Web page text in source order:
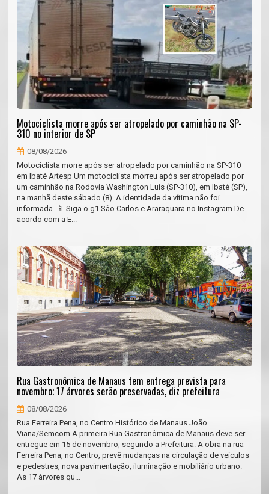
Motociclista morre após ser atropelado por caminhão na SP-
310 no interior de SP
08/08/2026
Motociclista morre após ser atropelado por caminhão na SP-310
em Ibaté Artesp Um motociclista morreu após ser atropelado por
um caminhão na Rodovia Washington Luís (SP-310), em Ibaté (SP),
na manhã deste sábado (8). A identidade da vítima não foi
informada. 📱 Siga o g1 São Carlos e Araraquara no Instagram De
acordo com a E...
Rua Gastronômica de Manaus tem entrega prevista para
novembro; 17 árvores serão preservadas, diz prefeitura
08/08/2026
Rua Ferreira Pena, no Centro Histórico de Manaus João
Viana/Semcom A primeira Rua Gastronômica de Manaus deve ser
entregue em 15 de novembro, segundo a Prefeitura. A obra na rua
Ferreira Pena, no Centro, prevê mudanças na circulação de veículos
e pedestres, nova pavimentação, iluminação e mobiliário urbano.
As 17 árvores qu...